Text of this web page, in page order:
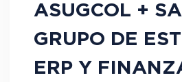
ASUGCOL +
GRUPO DE
ERP Y